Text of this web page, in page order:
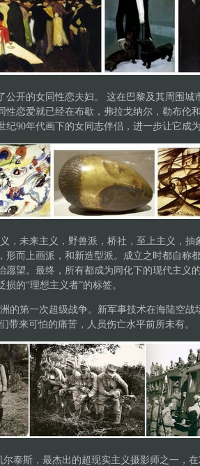
公开的女同性恋夫妇。 这在巴黎及其周围城
性恋爱就已经在布歇，弗拉戈纳尔，勒布伦
纪90年代画下的女同志伴侣，进一步让它成
，未来主义，野兽派，桥社，至上主义，
形而上画派，和新造型派。成立之时都自称
愿望。最终，所有都成为同化下的现代主义
的“理想主义者”的标签。
的第一次超级战争。新军事技术在海陆空
带来可怕的痛苦，人员伤亡水平前所未有。
尔泰斯，最杰出的超现实主义摄影师之一，